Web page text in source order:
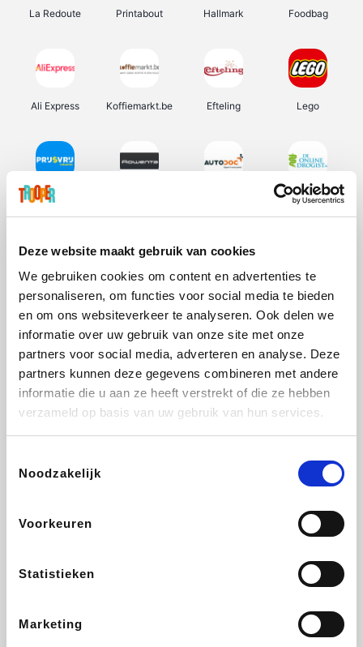
Deze website maakt gebruik van cookies
We gebruiken cookies om content en advertenties te
personaliseren, om functies voor social media te bieden
en om ons websiteverkeer te analyseren. Ook delen we
informatie over uw gebruik van onze site met onze
partners voor social media, adverteren en analyse. Deze
partners kunnen deze gegevens combineren met andere
informatie die u aan ze heeft verstrekt of die ze hebben
verzameld op basis van uw gebruik van hun services.
Noodzakelijk
Voorkeuren
Statistieken
Marketing
La Redoute Printabout Hallmark Foodbag
Ali Express Koffiemarkt.be Efteling Lego
Prijsvrij De Online Drogist
Vidaxl Lampenlicht.be Adidas Hotels.com
DectDirect
Brussels Airlines
ZEB Get Your Guide